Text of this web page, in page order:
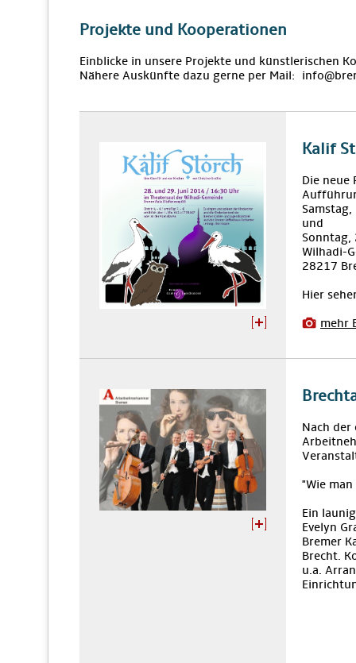
Projekte und Kooperationen
Einblicke in unsere Projekte und künstlerischen
Nähere Auskünfte dazu gerne per Mail:
Kalif
Die
und
Sonntag,
Wilhadi-
28217
Hier
mehr
Nach
"Wie
Ein
Evelyn
Bremer
Brecht.
u.a.